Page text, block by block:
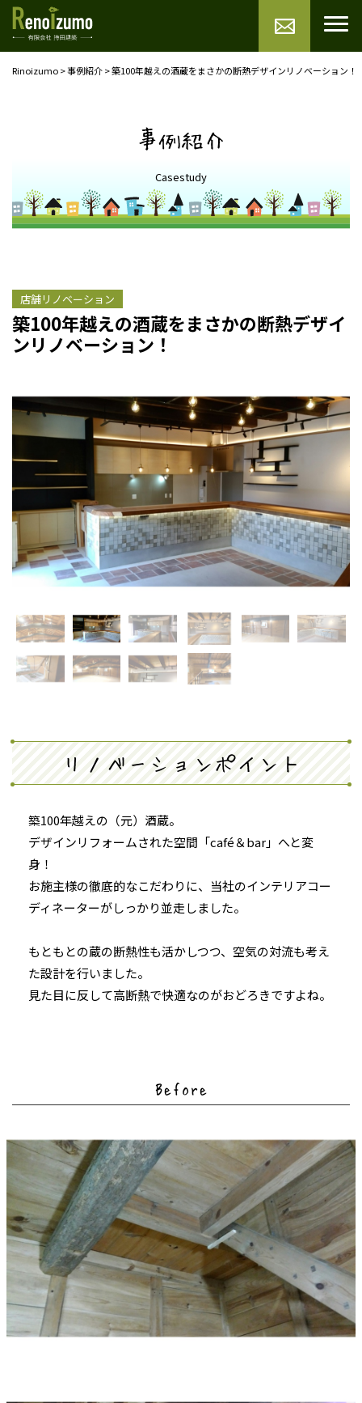
Rinoizumo>事例紹介>築100年越えの酒蔵をまさかの断熱デザインリノベーション！
事例紹介
Casestudy
店舗リノベーション
築100年越えの酒蔵をまさかの断熱デザイ
ンリノベーション！
リノベーションポイント
築100年越えの（元）酒蔵。
デザインリフォームされた空間「café＆bar」へと変
身！
お施主様の徹底的なこだわりに、当社のインテリアコー
ディネーターがしっかり並走しました。
もともとの蔵の断熱性も活かしつつ、空気の対流も考え
た設計を行いました。
見た目に反して高断熱で快適なのがおどろきですよね。
Before